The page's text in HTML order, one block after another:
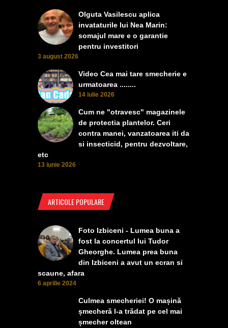
Olguta Vasilescu aplica
invataturile lui Nea Marin:
somajul mare e o garantie
pentru investitori
3 august 2026
Video Cea mai tare smecherie e
urmatoarea ........
14 iulie 2026
Cum ne "otravesc" magazinele
de protectia plantelor. Ceri
contra manei, vanzatoarea iti da
si insecticid, pentru dezvoltare,
etc
13 iunie 2026
ARTICOLE POPULARE
Foto Izbiceni - Lumea buna a
fost la concertul lui Tudor
Gheorghe. Lumea prea buna
din Izbiceni a avut un ecran si
scaune, afara
6 aprilie 2024
Culmea smecheriei! O mașină
șmecheră l-a trădat pe cel mai
șmecher oltean